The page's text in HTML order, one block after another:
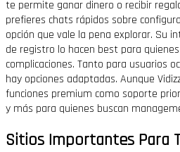
te permite ganar dinero o recibir
prefieres chats rápidos sobre
opción que vale la pena explorar. Su
de registro lo hacen best para
complicaciones. Tanto para usuarios
hay opciones adaptadas. Aunque
funciones premium como soporte
y más para quienes buscan
Sitios Importantes Para